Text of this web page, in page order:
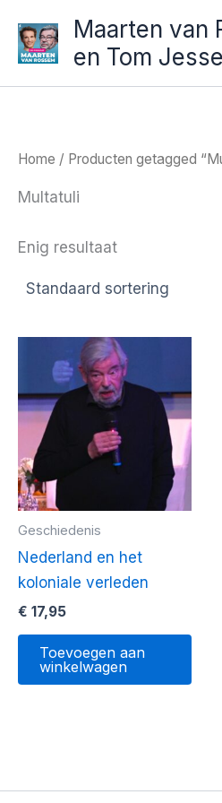
naar
inhoud
Maarten van
en Tom
Home / Producten getagged
Multatuli
Enig resultaat
Geschiedenis
Nederland en het
koloniale verleden
€ 17,95
Toevoegen aan
winkelwagen